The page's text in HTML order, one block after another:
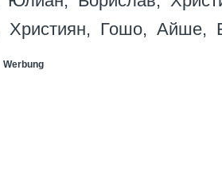
Християн Гошо Айше
Werbung